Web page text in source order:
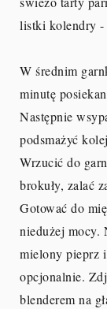
listki kolendry -
W średnim
minutę
Następnie
podsmażyć
Wrzucić do
brokuły, zalać
Gotować do
niedużej mocy.
mielony pieprz
opcjonalnie.
blenderem na